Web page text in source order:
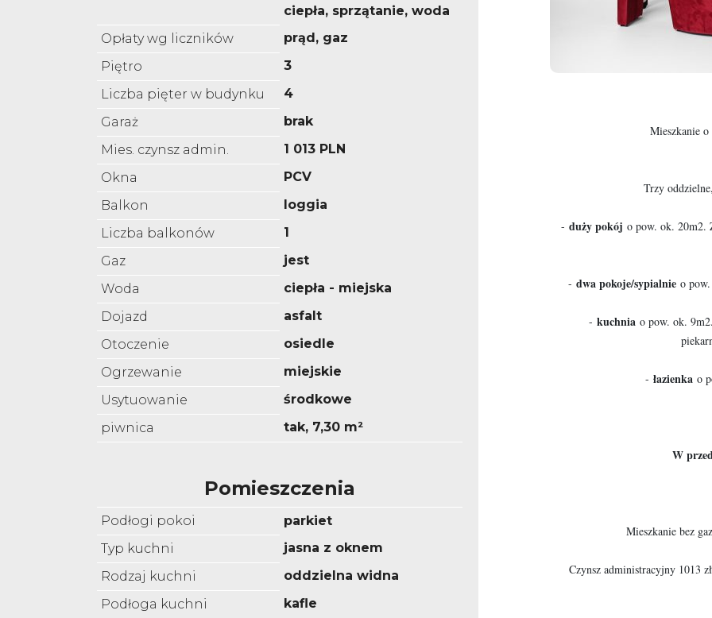
ciepła, sprzątanie, woda
Opłaty wg liczników
prąd, gaz
Piętro
3
Liczba pięter w budynku
4
Garaż
brak
Mies. czynsz admin.
1 013 PLN
Okna
PCV
Balkon
loggia
Liczba balkonów
1
Gaz
jest
Woda
ciepła - miejska
Dojazd
asfalt
Otoczenie
osiedle
Ogrzewanie
miejskie
Usytuowanie
środkowe
piwnica
tak, 7,30 m²
Pomieszczenia
Podłogi pokoi
parkiet
Typ kuchni
jasna z oknem
Rodzaj kuchni
oddzielna widna
Podłoga kuchni
kafle
Mieszkanie
Trzy
- duży pokój o pow. ok. 20m2.
- dwa pokoje/sypialnie o
- kuchniao pow. ok.
- łazienka o
W
Mieszkanie bez
Czynsz administracyjny 1013